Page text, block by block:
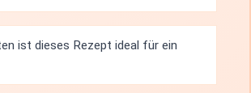
ist dieses Rezept ideal für ein